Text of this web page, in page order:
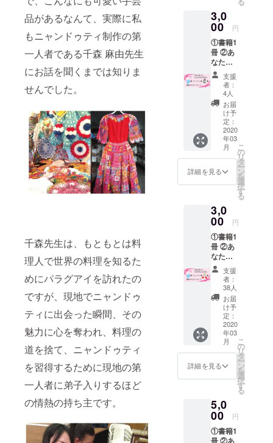
品があるなんて、実際に私
もニャンドゥティ制作の第
一人者である千森 麻由先生
にお話を聞くまでは知りま
せんでした。
千森先生は、もともとは料
理人で世界の料理を知るた
めにパラグアイを訪れたの
ですが、現地でニャンドゥ
ティに出会った瞬間、その
魅力に心を奪われ、料理の
道を捨て、ニャンドゥティ
を習得するために現地の第
一人者に弟子入りするほど
の情熱の持ち主です。
メッ
セージ
3,0
00 円
①書籍1
冊 ②あ
なたの
お名前
を掲載
※ご支援
の際に
必ず備
考欄に
ご希望
のお名
前をご
記入く
ださ
い。
③repic
リジナ
ルトー
トバッ
グ
（CAM
PFIRE
限定）
※トート
バッグ
は、
ミッド
ナイト
ブルー
とブ
ラック
とワイ
ンレッ
色をリ
ターン
のオプ
ション
支援
者：
4人
お届
け予
定：
2020
年03
月
詳細を見る
こ
の
リ
タ
ー
ン
を
選
択
す
る
3,0
00 円
①書籍1
冊 ②あ
なたの
お名前
を掲載
※ご支援
の際に
必ず備
考欄に
ご希望
のお名
前をご
記入く
ださ
い。 ③
お好き
ンドゥ
ティの
ピアス
かイヤ
支援
者：
38人
お届
け予
定：
2020
年03
月
詳細を見る
こ
の
リ
タ
ー
ン
を
選
択
す
る
5,0
00 円
①書籍1
冊 ②あ